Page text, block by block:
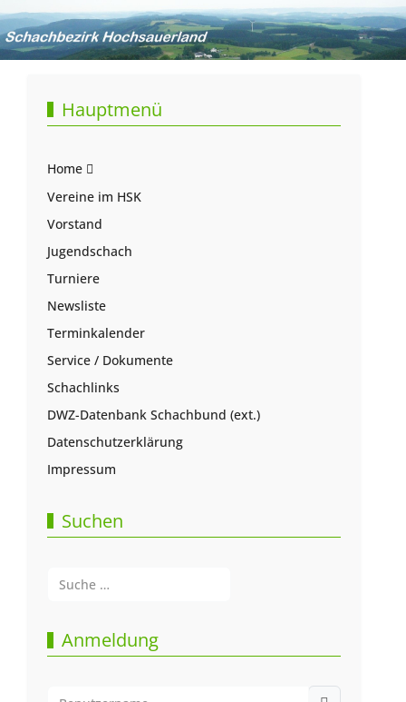
Hauptmenü
Home
Vereine im HSK
Vorstand
Jugendschach
Turniere
Newsliste
Terminkalender
Service / Dokumente
Schachlinks
DWZ-Datenbank Schachbund (ext.)
Datenschutzerklärung
Impressum
Suchen
Anmeldung